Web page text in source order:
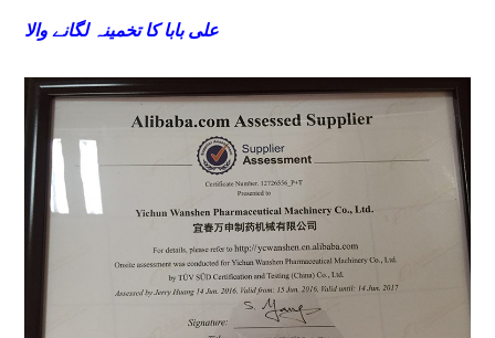
علی بابا کا تخمینہ لگانے والا